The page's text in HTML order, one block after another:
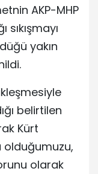
AKP-MHP
sıkışmayı
yakın
belirtilen
Kürt
olduğumuzu,
olarak